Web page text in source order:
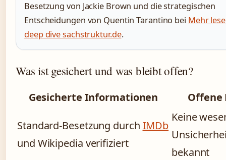
Besetzung von Jackie Brown und die strategischen
Entscheidungen von Quentin Tarantino bei Mehr
deep dive sachstruktur.de.
Was ist gesichert und was bleibt offen?
Gesicherte Informationen Offene
Standard-Besetzung durch IMDb
und Wikipedia verifiziert
Keine
bekannt